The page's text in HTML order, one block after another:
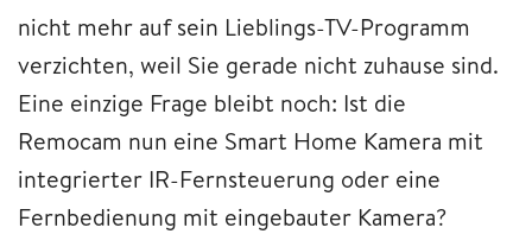
nicht mehr auf sein Lieblings-TV-Programm
verzichten, weil Sie gerade nicht zuhause sind.
Eine einzige Frage bleibt noch: Ist die
Remocam nun eine Smart Home Kamera mit
integrierter IR-Fernsteuerung oder eine
Fernbedienung mit eingebauter Kamera?